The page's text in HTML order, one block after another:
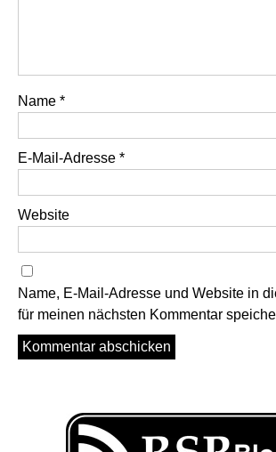
Name *
E-Mail-Adresse *
Website
Name, E-Mail-Adresse und Website in
für meinen nächsten Kommentar